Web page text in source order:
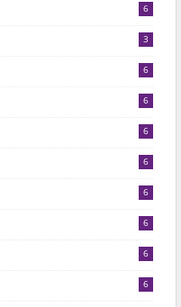
6
3
6
6
6
6
6
6
6
6